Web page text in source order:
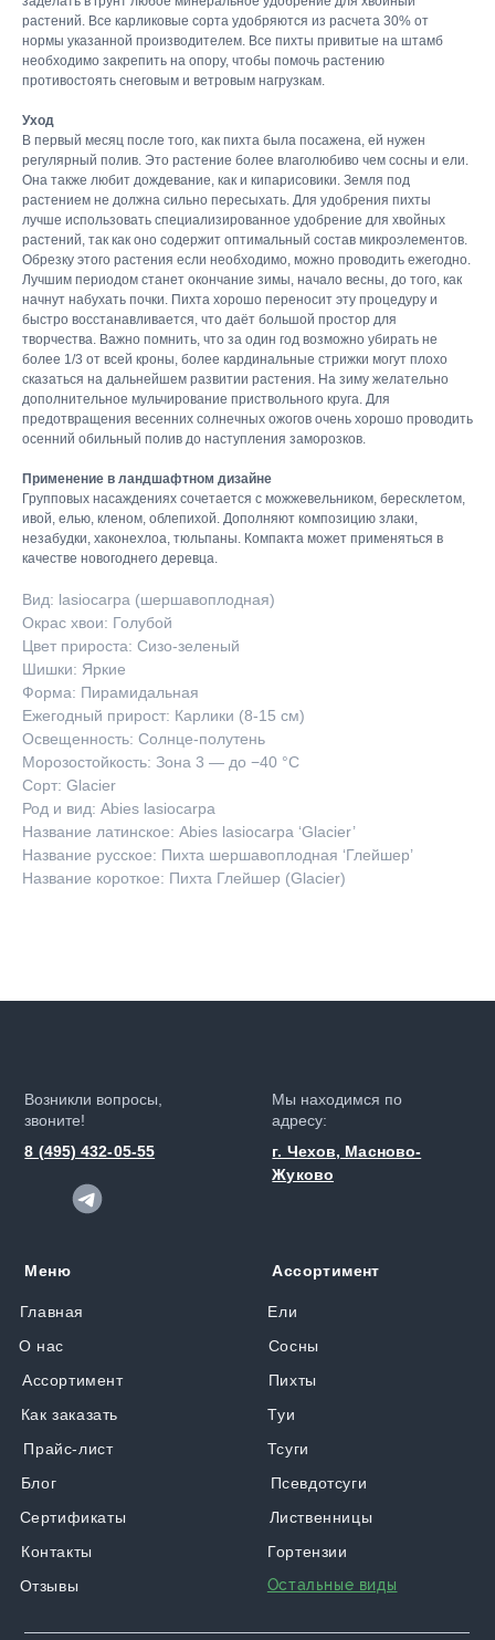
растений. Все карликовые сорта удобряются из расчета 30% от
нормы указанной производителем. Все пихты привитые на штамб
необходимо закрепить на опору, чтобы помочь растению
противостоять снеговым и ветровым нагрузкам.
Уход
В первый месяц после того, как пихта была посажена, ей нужен
регулярный полив. Это растение более влаголюбиво чем сосны и ели.
Она также любит дождевание, как и кипарисовики. Земля под
растением не должна сильно пересыхать. Для удобрения пихты
лучше использовать специализированное удобрение для хвойных
растений, так как оно содержит оптимальный состав микроэлементов.
Обрезку этого растения если необходимо, можно проводить ежегодно.
Лучшим периодом станет окончание зимы, начало весны, до того, как
начнут набухать почки. Пихта хорошо переносит эту процедуру и
быстро восстанавливается, что даёт большой простор для
творчества. Важно помнить, что за один год возможно убирать не
более 1/3 от всей кроны, более кардинальные стрижки могут плохо
сказаться на дальнейшем развитии растения. На зиму желательно
дополнительное мульчирование приствольного круга. Для
предотвращения весенних солнечных ожогов очень хорошо проводить
осенний обильный полив до наступления заморозков.
Применение в ландшафтном дизайне
Групповых насаждениях сочетается с можжевельником, бересклетом,
ивой, елью, кленом, облепихой. Дополняют композицию злаки,
незабудки, хаконехлоа, тюльпаны. Компакта может применяться в
качестве новогоднего деревца.
Вид: lasiocarpa (шершавоплодная)
Окрас хвои: Голубой
Цвет прироста: Сизо-зеленый
Шишки: Яркие
Форма: Пирамидальная
Ежегодный прирост: Карлики (8-15 см)
Освещенность: Солнце-полутень
Морозостойкость: Зона 3 — до −40 °C
Сорт: Glacier
Род и вид: Abies lasiocarpa
Название латинское: Abies lasiocarpa ‘Glacier’
Название русское: Пихта шершавоплодная ‘Глейшер’
Название короткое: Пихта Глейшер (Glacier)
Возникли вопросы,
звоните!
8 (495) 432-05-55
Мы находимся по
адресу:
г. Чехов, Масново-
Жуково
Главная
Меню
О нас
Ассортимент
Как заказать
Прайс-лист
Отзывы
Контакты
Ели
Ассортимент
Сосны
Пихты
Туи
Тсуги
Псевдотсуги
Лиственницы
Гортензии
Остальные виды
Блог
Сертификаты